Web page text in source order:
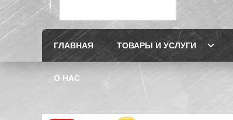
ГЛАВНАЯ ТОВАРЫ И УСЛУГИ
О НАС